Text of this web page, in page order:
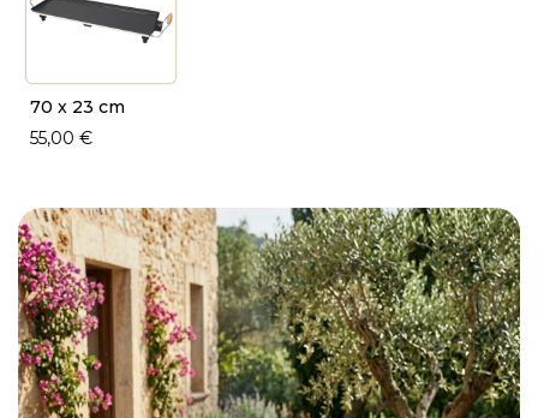
70 x 23 cm
55,00 €